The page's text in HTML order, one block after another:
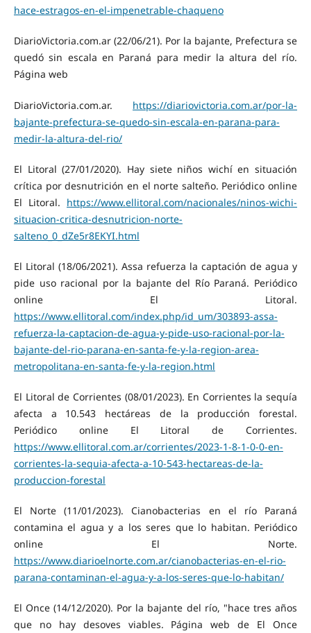
hace-estragos-en-el-impenetrable-chaqueno
DiarioVictoria.com.ar (22/06/21). Por la bajante, Prefectura se
quedó sin escala en Paraná para medir la altura del río.
Página web
DiarioVictoria.com.ar. https://diariovictoria.com.ar/por-la-
bajante-prefectura-se-quedo-sin-escala-en-parana-para-
medir-la-altura-del-rio/
El Litoral (27/01/2020). Hay siete niños wichí en situación
crítica por desnutrición en el norte salteño. Periódico online
El Litoral. https://www.ellitoral.com/nacionales/ninos-wichi-
situacion-critica-desnutricion-norte-
salteno_0_dZe5r8EKYI.html
El Litoral (18/06/2021). Assa refuerza la captación de agua y
pide uso racional por la bajante del Río Paraná. Periódico
online El Litoral.
https://www.ellitoral.com/index.php/id_um/303893-assa-
refuerza-la-captacion-de-agua-y-pide-uso-racional-por-la-
bajante-del-rio-parana-en-santa-fe-y-la-region-area-
metropolitana-en-santa-fe-y-la-region.html
El Litoral de Corrientes (08/01/2023). En Corrientes la sequía
afecta a 10.543 hectáreas de la producción forestal.
Periódico online El Litoral de Corrientes.
https://www.ellitoral.com.ar/corrientes/2023-1-8-1-0-0-en-
corrientes-la-sequia-afecta-a-10-543-hectareas-de-la-
produccion-forestal
El Norte (11/01/2023). Cianobacterias en el río Paraná
contamina el agua y a los seres que lo habitan. Periódico
online El Norte.
https://www.diarioelnorte.com.ar/cianobacterias-en-el-rio-
parana-contaminan-el-agua-y-a-los-seres-que-lo-habitan/
El Once (14/12/2020). Por la bajante del río, "hace tres años
que no hay desoves viables. Página web de El Once